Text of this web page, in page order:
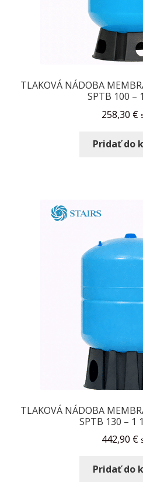
TLAKOVÁ NÁDOBA
SPTB 100 –
258,30 €
Pridať do
TLAKOVÁ NÁDOBA
SPTB 130 – 1
442,90 €
Pridať do